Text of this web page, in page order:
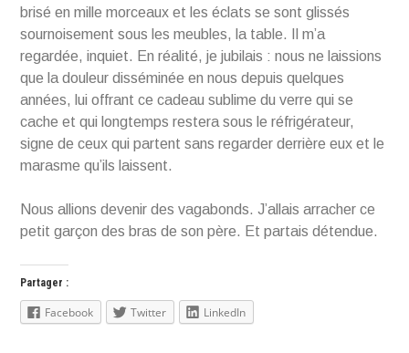
brisé en mille morceaux et les éclats se sont glissés
sournoisement sous les meubles, la table. Il m’a
regardée, inquiet. En réalité, je jubilais : nous ne laissions
que la douleur disséminée en nous depuis quelques
années, lui offrant ce cadeau sublime du verre qui se
cache et qui longtemps restera sous le réfrigérateur,
signe de ceux qui partent sans regarder derrière eux et le
marasme qu’ils laissent.
Nous allions devenir des vagabonds. J’allais arracher ce
petit garçon des bras de son père. Et partais détendue.
Partager :
Facebook Twitter LinkedIn